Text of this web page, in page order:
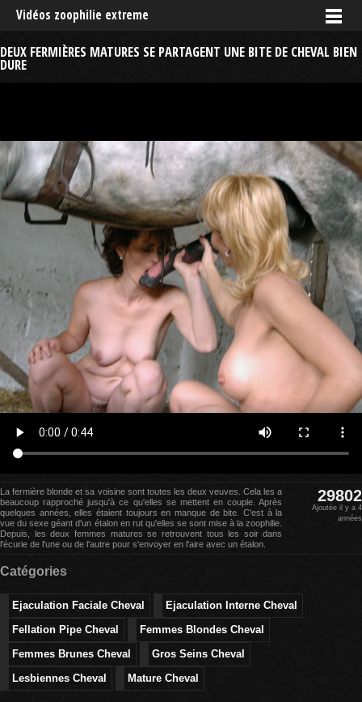
Vidéos zoophilie extreme
DEUX FERMIÈRES MATURES SE PARTAGENT UNE BITE DE CHEVAL BIEN
DURE
La fermière blonde et sa voisine sont toutes les deux veuves. Cela les a
beaucoup rapproché jusqu'à ce qu'elles se mettent en couple. Après
quelques années, elles étaient toujours en manque de bite. C'est à la
vue du sexe géant d'un étalon en rut qu'elles se sont mise à la zoophilie.
Depuis, les deux femmes matures se retrouvent tous les soir dans
l'écurie de l'une ou de l'autre pour s'envoyer en l'aire avec un étalon.
29802
Ajoutée il y a 4
années
Catégories
Ejaculation Faciale Cheval
Ejaculation Interne Cheval
Fellation Pipe Cheval
Femmes Blondes Cheval
Femmes Brunes Cheval
Gros Seins Cheval
Lesbiennes Cheval
Mature Cheval